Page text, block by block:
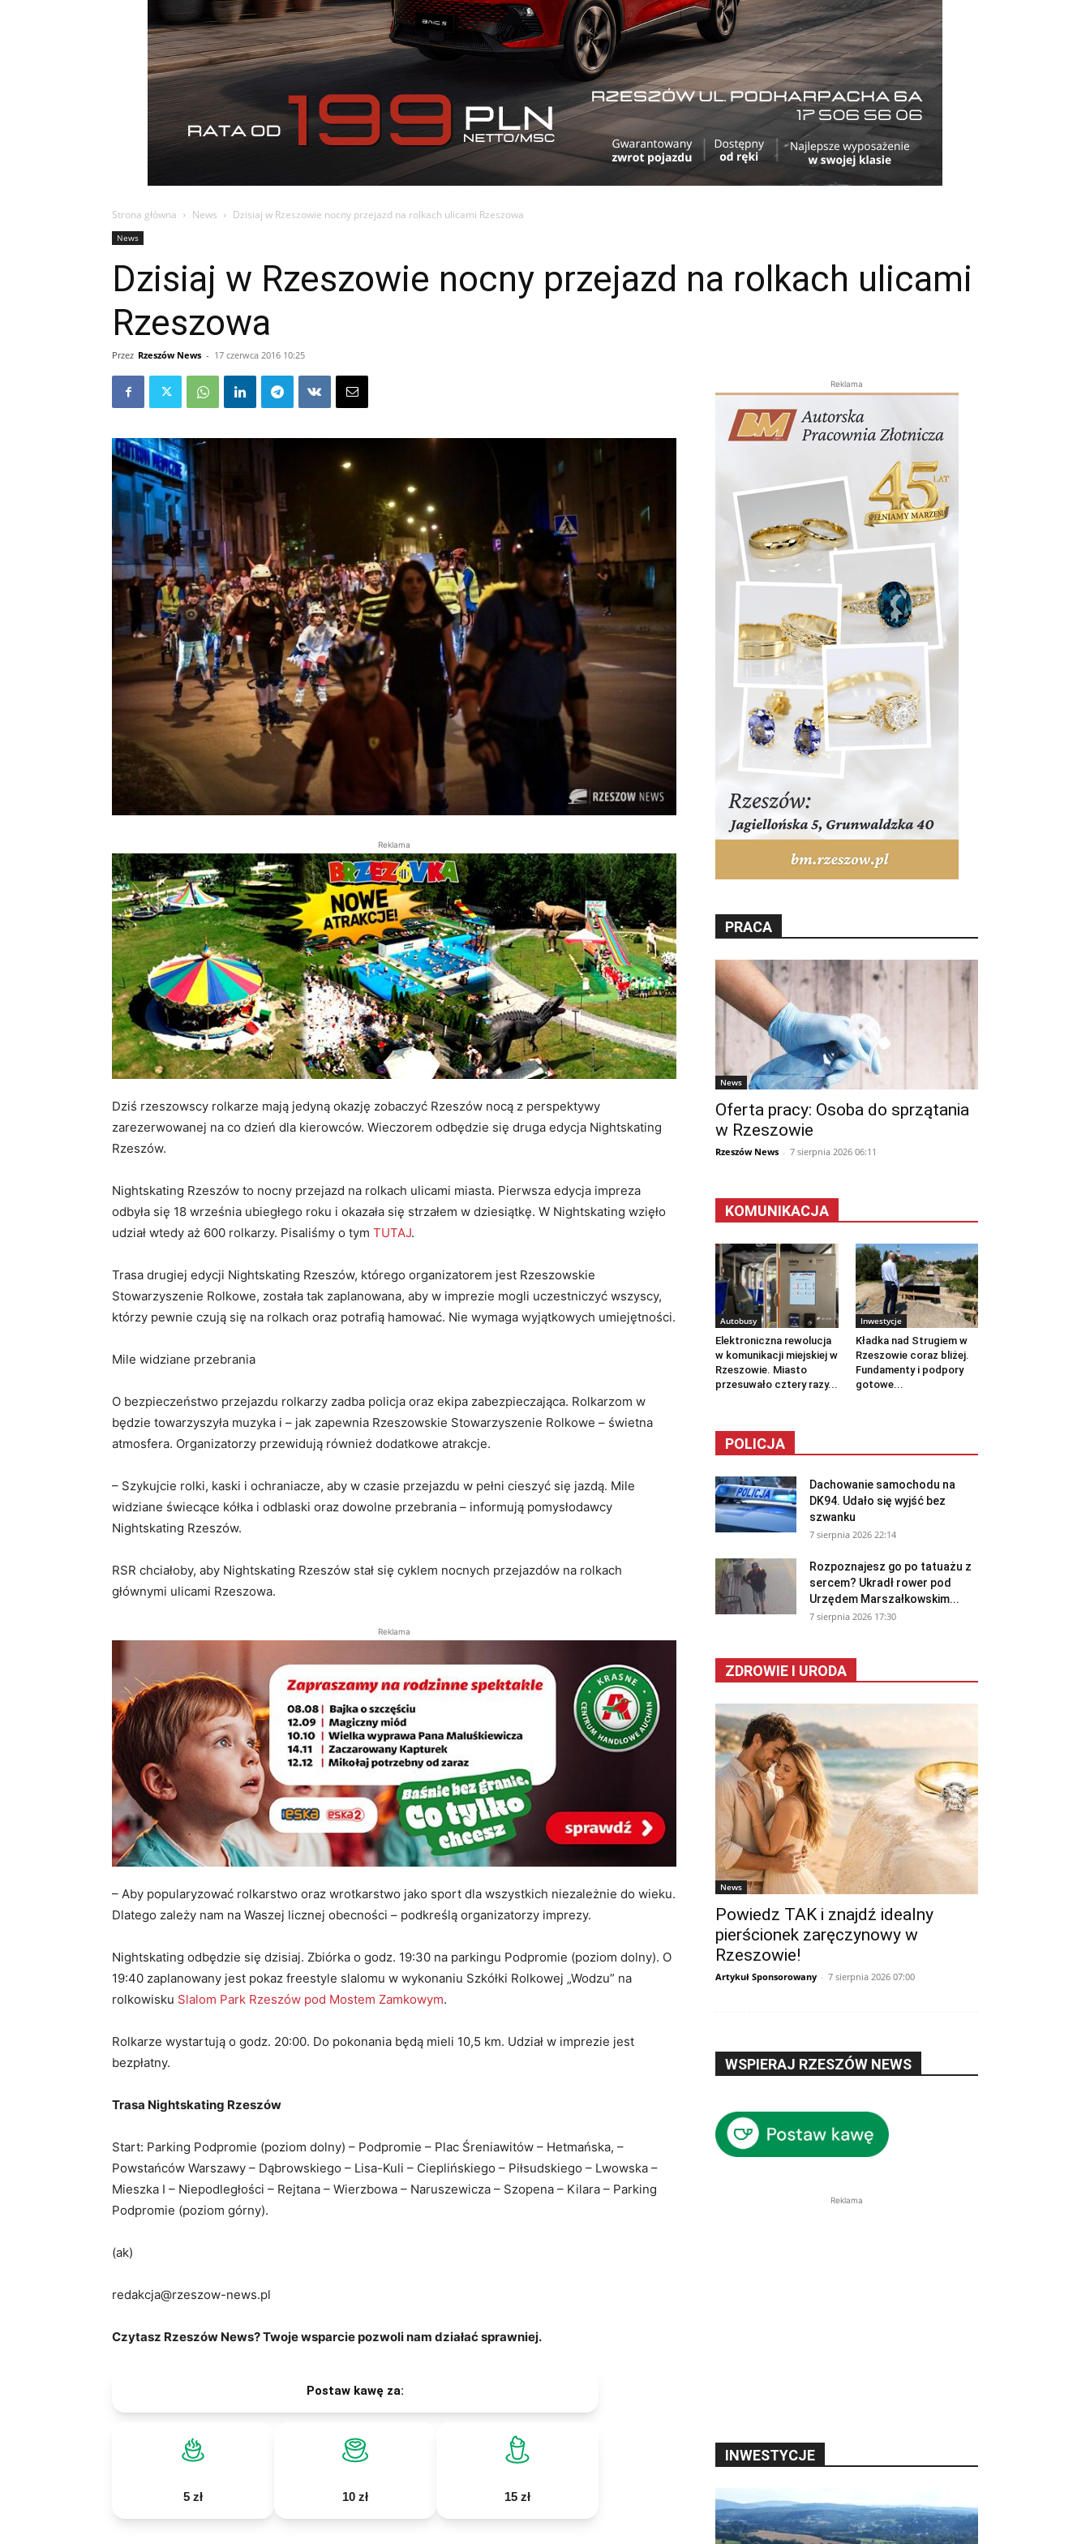
Strona główna News Dzisiaj w Rzeszowie nocny przejazd na rolkach ulicami Rzeszowa
News
Dzisiaj w Rzeszowie nocny przejazd na rolkach ulicami
Rzeszowa
Przez Rzeszów News - 17 czerwca 2016 10:25
Reklama
Dziś rzeszowscy rolkarze mają jedyną okazję zobaczyć Rzeszów nocą z perspektywy
zarezerwowanej na co dzień dla kierowców. Wieczorem odbędzie się druga edycja Nightskating
Rzeszów.
Nightskating Rzeszów to nocny przejazd na rolkach ulicami miasta. Pierwsza edycja impreza
odbyła się 18 września ubiegłego roku i okazała się strzałem w dziesiątkę. W Nightskating wzięło
udział wtedy aż 600 rolkarzy. Pisaliśmy o tym TUTAJ.
Trasa drugiej edycji Nightskating Rzeszów, którego organizatorem jest Rzeszowskie
Stowarzyszenie Rolkowe, została tak zaplanowana, aby w imprezie mogli uczestniczyć wszyscy,
którzy pewnie czują się na rolkach oraz potrafią hamować. Nie wymaga wyjątkowych umiejętności.
Mile widziane przebrania
O bezpieczeństwo przejazdu rolkarzy zadba policja oraz ekipa zabezpieczająca. Rolkarzom w
będzie towarzyszyła muzyka i – jak zapewnia Rzeszowskie Stowarzyszenie Rolkowe – świetna
atmosfera. Organizatorzy przewidują również dodatkowe atrakcje.
– Szykujcie rolki, kaski i ochraniacze, aby w czasie przejazdu w pełni cieszyć się jazdą. Mile
widziane świecące kółka i odblaski oraz dowolne przebrania – informują pomysłodawcy
Nightskating Rzeszów.
RSR chciałoby, aby Nightskating Rzeszów stał się cyklem nocnych przejazdów na rolkach
głównymi ulicami Rzeszowa.
Reklama
– Aby popularyzować rolkarstwo oraz wrotkarstwo jako sport dla wszystkich niezależnie do wieku.
Dlatego zależy nam na Waszej licznej obecności – podkreślą organizatorzy imprezy.
Nightskating odbędzie się dzisiaj. Zbiórka o godz. 19:30 na parkingu Podpromie (poziom dolny). O
19:40 zaplanowany jest pokaz freestyle slalomu w wykonaniu Szkółki Rolkowej „Wodzu” na
rolkowisku Slalom Park Rzeszów pod Mostem Zamkowym.
Rolkarze wystartują o godz. 20:00. Do pokonania będą mieli 10,5 km. Udział w imprezie jest
bezpłatny.
Trasa Nightskating Rzeszów
Start: Parking Podpromie (poziom dolny) – Podpromie – Plac Śreniawitów – Hetmańska, –
Powstańców Warszawy – Dąbrowskiego – Lisa-Kuli – Cieplińskiego – Piłsudskiego – Lwowska –
Mieszka I – Niepodległości – Rejtana – Wierzbowa – Naruszewicza – Szopena – Kilara – Parking
Podpromie (poziom górny).
(ak)
redakcja@rzeszow-news.pl
Czytasz Rzeszów News? Twoje wsparcie pozwoli nam działać sprawniej.
Postaw kawę za:
5 zł 10 zł 15 zł
Reklama
PRACA
News
Oferta pracy: Osoba do sprzątania
w Rzeszowie
Rzeszów News - 7 sierpnia 2026 06:11
KOMUNIKACJA
Autobusy
Elektroniczna rewolucja
w komunikacji miejskiej w
Rzeszowie. Miasto
przesuwało cztery razy...
Inwestycje
Kładka nad Strugiem w
Rzeszowie coraz bliżej.
Fundamenty i podpory
gotowe...
POLICJA
Dachowanie samochodu na
DK94. Udało się wyjść bez
szwanku
7 sierpnia 2026 22:14
Rozpoznajesz go po tatuażu z
sercem? Ukradł rower pod
Urzędem Marszałkowskim...
7 sierpnia 2026 17:30
ZDROWIE I URODA
News
Powiedz TAK i znajdź idealny
pierścionek zaręczynowy w
Rzeszowie!
Artykuł Sponsorowany - 7 sierpnia 2026 07:00
WSPIERAJ RZESZÓW NEWS
Reklama
INWESTYCJE